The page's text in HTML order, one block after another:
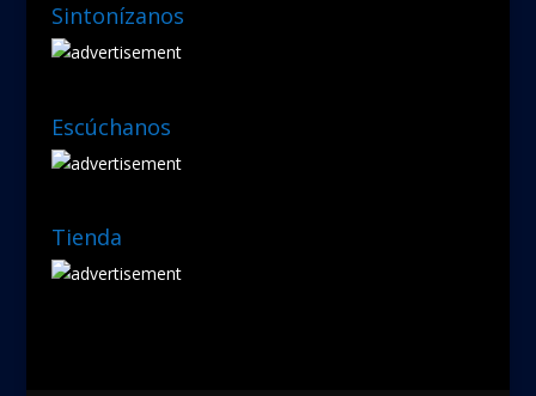
Sintonízanos
Escúchanos
Tienda